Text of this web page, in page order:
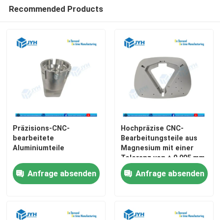
Drehenservice CNC
Druckguss-Service
Vakuumguss und schnelle Prototypenfertigung
Benutzerdefinierte 3D-Druckdienste
Herstellung von Schimmelformen nach Maßgabe
Recommended Products
Präzisions-CNC-
bearbeitete
Aluminiumteile
Anfrage absenden
Hochpräzise CNC-
Bearbeitungsteile aus
Magnesium mit einer
Toleranz von ± 0,005 mm
und leichte 5-Achsen-
Bearbeitungsbauteile
Anfrage absenden